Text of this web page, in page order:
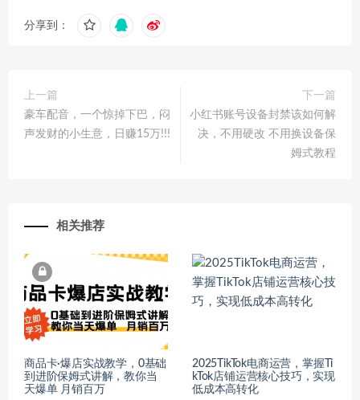
分享到：
上一篇
豪车配音，一个惊掉下巴，闷
声发财的小生意，日赚15万!!!
下一篇
小红书账号设备封禁该如何解
决，不用硬改 不用换设备保
姆式教程
相关推荐
商品卡·爆店实战教学，0基础
到进阶保姆式讲解，教你当
天爆单 月销百万
2025TikTok电商运营，掌握Ti
kTok店铺运营核心技巧，实现
低成本高转化